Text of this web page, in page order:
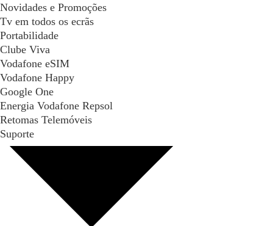
Novidades e Promoções
Tv em todos os ecrãs
Portabilidade
Clube Viva
Vodafone eSIM
Vodafone Happy
Google One
Energia Vodafone Repsol
Retomas Telemóveis
Suporte